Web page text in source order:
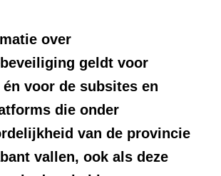
over
geldt voor
én voor de subsites en
die onder
van de provincie
vallen, ook als deze